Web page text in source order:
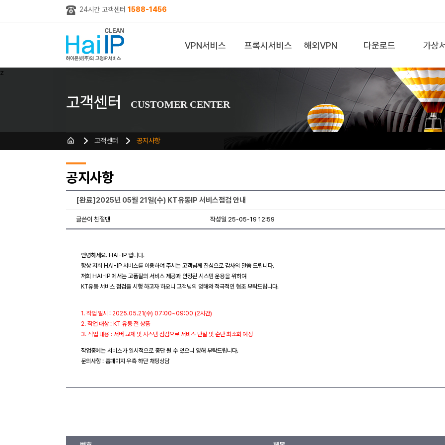
24시간 고객센터 1588-1456
VPN서비스 프록시서비스 해외VPN 다운로드 가상
z
고객센터 CUSTOMER CENTER
고객센터 공지사항
공지사항
[완료]2025년 05월 21일(수) KT유동IP 서비스점검 안내
글쓴이 친절맨 작성일 25-05-19 12:59
안녕하세요. HAI-IP 입니다.
항상 저희 HAI-IP 서비스를 이용하여 주시는 고객님께 진심으로 감사의 말씀 드립니다.
저희 HAI-IP 에서는 고품질의 서비스 제공과 안정된 시스템 운용을 위하여
KT유동 서비스 점검을 시행 하고자 하오니 고객님의 양해와 적극적인 협조 부탁드립니다.
1. 작업 일시 : 2025.05.21(수) 07:00~09:00 (2시간)
2. 작업 대상 : KT 유동 전 상품
3. 작업 내용 : 서버 교체 및 시스템 점검으로 서비스 단절 및 순단 최소화 예정
작업중에는 서비스가 일시적으로 중단 될 수 있으니 양해 부탁드립니다.
문의사항 : 홈페이지 우측 하단 채팅상담